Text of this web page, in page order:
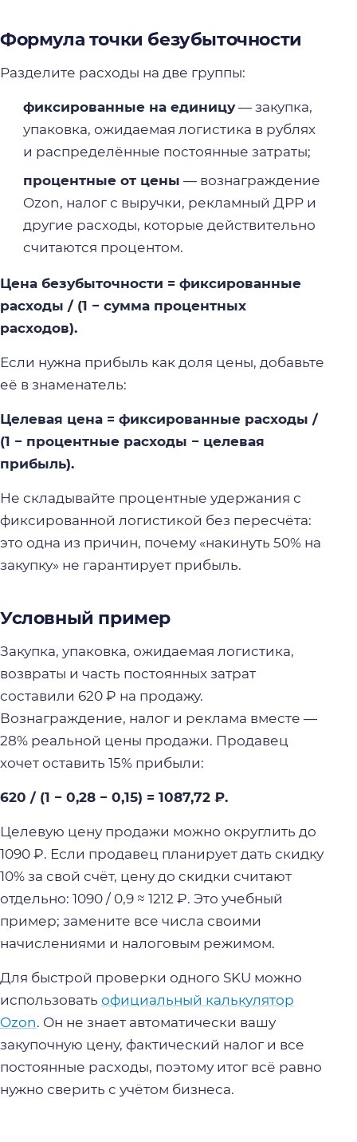
Формула точки безубыточности
Разделите расходы на две группы:
фиксированные на единицу— закупка,
упаковка, ожидаемая логистика в рублях
и распределённые постоянные затраты;
процентные от цены — вознаграждение
Ozon, налог с выручки, рекламный ДРР и
другие расходы, которые действительно
считаются процентом.
Цена безубыточности = фиксированные
расходы / (1 − сумма процентных
расходов).
Если нужна прибыль как доля цены, добавьте
её в знаменатель:
Целевая цена = фиксированные расходы /
(1 − процентные расходы − целевая
прибыль).
Не складывайте процентные удержания с
фиксированной логистикой без пересчёта:
это одна из причин, почему «накинуть 50% на
закупку» не гарантирует прибыль.
Условный пример
Закупка, упаковка, ожидаемая логистика,
возвраты и часть постоянных затрат
составили 620 ₽ на продажу.
Вознаграждение, налог и реклама вместе —
28% реальной цены продажи. Продавец
хочет оставить 15% прибыли:
620 / (1 − 0,28 − 0,15) = 1087,72 ₽.
Целевую цену продажи можно округлить до
1090 ₽. Если продавец планирует дать скидку
10% за свой счёт, цену до скидки считают
отдельно: 1090 / 0,9 ≈ 1212 ₽. Это учебный
пример; замените все числа своими
начислениями и налоговым режимом.
Для быстрой проверки одного SKU можно
использовать официальный калькулятор
Ozon. Он не знает автоматически вашу
закупочную цену, фактический налог и все
постоянные расходы, поэтому итог всё равно
нужно сверить с учётом бизнеса.